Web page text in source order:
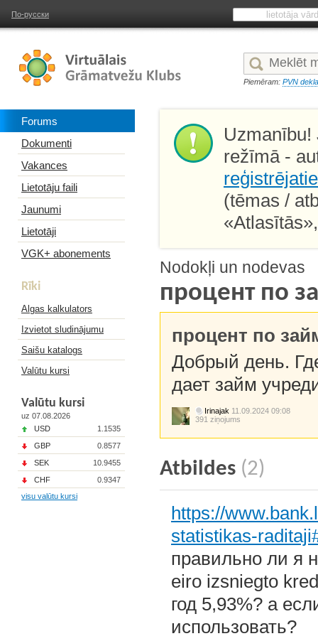
По-русски
Piemēram: PVN
Forums
Dokumenti
Vakances
Lietotāju faili
Jaunumi
Lietotāji
VGK+ abonements
Rīki
Algas kalkulators
Izvietot sludinājumu
Saišu katalogs
Valūtu kursi
Valūtu kursi
uz 07.08.2026
USD
1.1535
GBP
0.8577
SEK
10.9455
CHF
0.9347
visu valūtu kursi
Uzmanību!
režīmā -
(tēmas /
Nodokļi un nodevas
процент по
процент по
Добрый день.
дает займ
Irinajak 11.09.2024 09:08
391 ziņojums
Atbildes (2)
https://
statistikas-
правильно ли я
eiro izsniegto
год 5,93%? а
использовать?